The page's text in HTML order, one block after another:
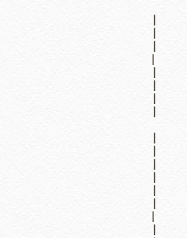
|
|
|
|
|
|
|
|
|
|
|
|
|
|
|
|